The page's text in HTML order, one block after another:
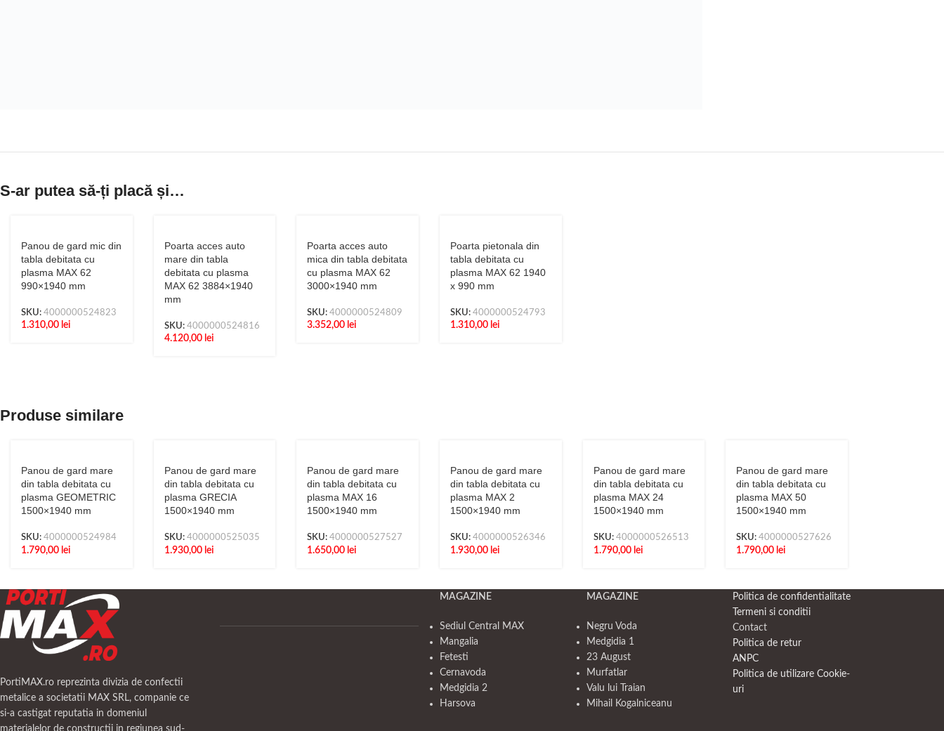
S-ar putea să-ți placă și…
Panou de gard mic din
tabla debitata cu
plasma MAX 62
990×1940 mm
SKU: 4000000524823
1.310,00 lei
Poarta acces auto
mare din tabla
debitata cu plasma
MAX 62 3884×1940
mm
SKU: 4000000524816
4.120,00 lei
Poarta acces auto
mica din tabla debitata
cu plasma MAX 62
3000×1940 mm
SKU:4000000524809
3.352,00 lei
Poarta pietonala din
tabla debitata cu
plasma MAX 62 1940
x 990 mm
SKU: 4000000524793
1.310,00 lei
Produse similare
Panou de gard mare
din tabla debitata cu
plasma GEOMETRIC
1500×1940 mm
SKU: 4000000524984
1.790,00 lei
Panou de gard mare
din tabla debitata cu
plasma GRECIA
1500×1940 mm
SKU: 4000000525035
1.930,00 lei
Panou de gard mare
din tabla debitata cu
plasma MAX 16
1500×1940 mm
SKU:4000000527527
1.650,00 lei
Panou de gard mare
din tabla debitata cu
plasma MAX 2
1500×1940 mm
SKU: 4000000526346
1.930,00 lei
Panou de gard mare
din tabla debitata cu
plasma MAX 24
1500×1940 mm
SKU: 4000000526513
1.790,00 lei
Panou de gard mare
din tabla debitata cu
plasma MAX 50
1500×1940 mm
SKU:4000000527626
1.790,00 lei
PortiMAX.ro reprezinta divizia de confectii
metalice a societatii MAX SRL, companie ce
si-a castigat reputatia in domeniul
materialelor de constructii in regiunea sud-
MAGAZINE
Sediul Central MAX
Mangalia
Fetesti
Cernavoda
Medgidia 2
Harsova
MAGAZINE
Negru Voda
Medgidia 1
23 August
Murfatlar
Valu lui Traian
Mihail Kogalniceanu
Politica de confidentialitate
Termeni si conditii
Contact
Politica de retur
ANPC
Politica de utilizare Cookie-
uri